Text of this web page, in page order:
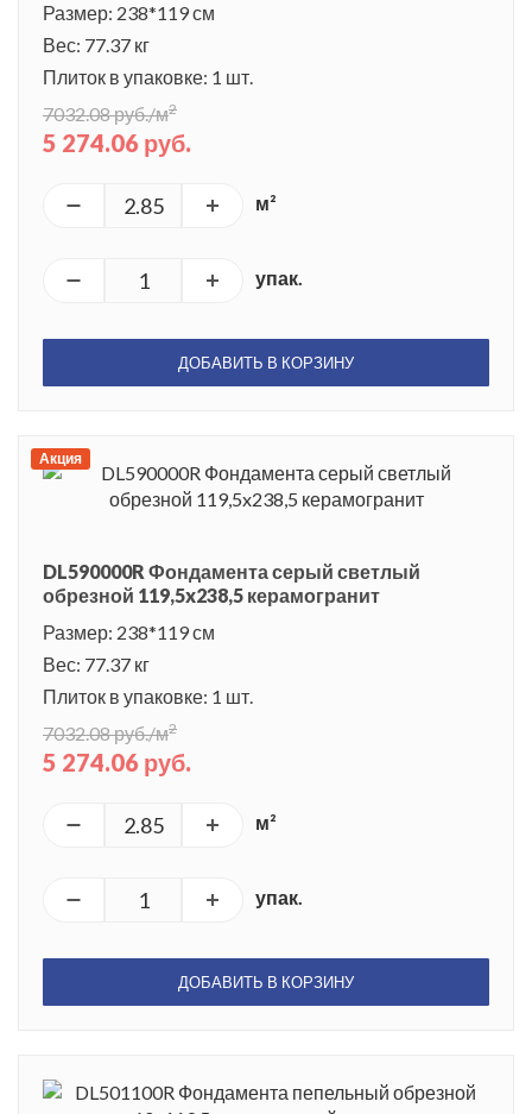
Размер: 238*119 см
Вес: 77.37 кг
Плиток в упаковке: 1 шт.
7032.08 руб./м2
5 274.06 руб.
м²
упак.
ДОБАВИТЬ В КОРЗИНУ
Акция
DL590000R Фондамента серый светлый
обрезной 119,5x238,5 керамогранит
Размер: 238*119 см
Вес: 77.37 кг
Плиток в упаковке: 1 шт.
7032.08 руб./м2
5 274.06 руб.
м²
упак.
ДОБАВИТЬ В КОРЗИНУ